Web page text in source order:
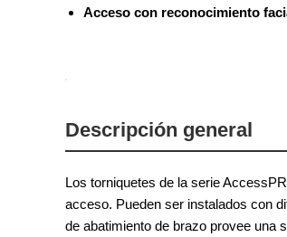
Acceso con reconocimiento
Descripción general
Los torniquetes de la serie
acceso. Pueden ser instalados con
de abatimiento de brazo provee una